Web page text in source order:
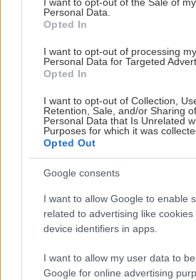
Personal Data.
Opted In
I want to opt-out of processing my
Personal Data for Targeted
Opted In
I want to opt-out of Collection,
Retention, Sale, and/or Sharing
Personal Data that Is Unrelated
Purposes for which it was
Opted Out
Google consents
I want to allow Google to enable
related to advertising like
device identifiers in apps.
I want to allow my user data to
Google for online advertising
ευρωπαϊκής πολιτιστικής
το φετινό θέμα, φωτίζονται
η άυλη κληρονομιά,
αξίες και τις πολιτιστικές
ταυτότητα.
Δηλώσεις συμμετοχής
Για την παρακολούθηση μίας
είναι απαραίτητη η κράτηση
boxoffice@n-t.grέως και
Σεπτεμβρίου. Οι
αναγράφουν την ημέρα που